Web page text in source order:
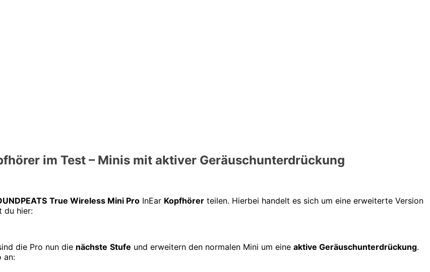
im Test – Minis mit aktiver Geräuschunterdrückung
True Wireless Mini Pro InEar Kopfhörer teilen. Hierbei handelt es sich um eine erweiterte Version
du hier:
die Pro nun die nächste Stufe und erweitern den normalen Mini um eine aktive Geräuschunterdrückung.
an: